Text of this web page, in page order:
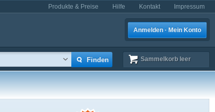
Produkte & Preise Hilfe Kontakt Impressum
Anmelden · Mein Konto
Sammelkorb leer